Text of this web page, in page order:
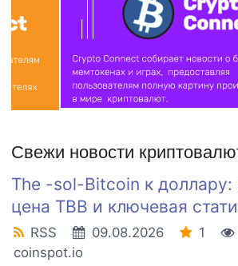
Свежи новости
The -sol-Bitcoin к доллару:
цена TBB и ключевая
RSS 09.08.2026 1
coinspot.io